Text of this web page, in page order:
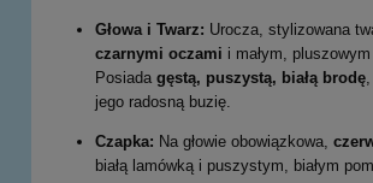
Głowa i Twarz: Urocza, stylizowana
czarnymi oczami i małym, pluszowym
Posiada gęstą, puszystą, białą brodę
jego radosną buzię.
Czapka: Na głowie obowiązkowa,
białą lamówką i puszystym, białym